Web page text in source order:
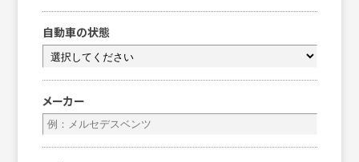
自動車の状態
メーカー